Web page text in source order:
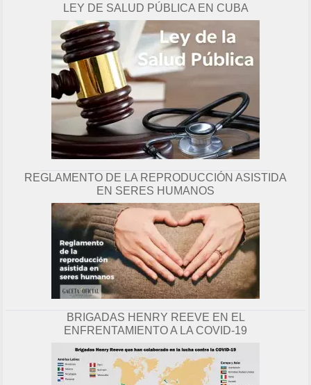
g
i
n
a
LEY DE SALUD PÚBLICA EN CUBA
REGLAMENTO DE LA REPRODUCCIÓN ASISTIDA
EN SERES HUMANOS
BRIGADAS HENRY REEVE EN EL
ENFRENTAMIENTO A LA COVID-19